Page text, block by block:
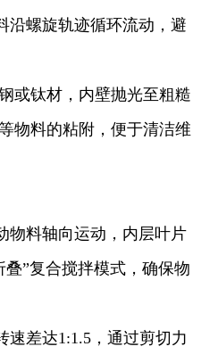
沿螺旋轨迹循环流动，避
或钛材，内壁抛光至粗糙
物料的粘附，便于清洁维
物料轴向运动，内层叶片
”复合搅拌模式，确保物
速差达1:1.5，通过剪切力